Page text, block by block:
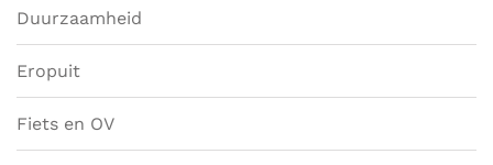
Duurzaamheid
Eropuit
Fiets en OV